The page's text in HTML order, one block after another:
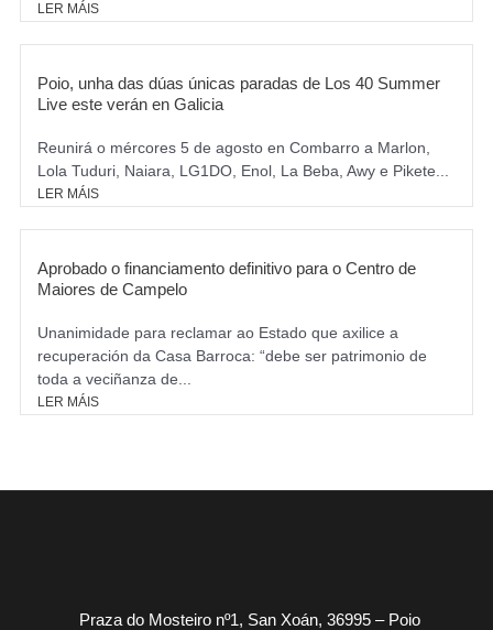
LER MÁIS
Poio, unha das dúas únicas paradas de Los 40 Summer
Live este verán en Galicia
Reunirá o mércores 5 de agosto en Combarro a Marlon,
Lola Tuduri, Naiara, LG1DO, Enol, La Beba, Awy e Pikete...
LER MÁIS
Aprobado o financiamento definitivo para o Centro de
Maiores de Campelo
Unanimidade para reclamar ao Estado que axilice a
recuperación da Casa Barroca: “debe ser patrimonio de
toda a veciñanza de...
LER MÁIS
Praza do Mosteiro nº1, San Xoán, 36995 – Poio